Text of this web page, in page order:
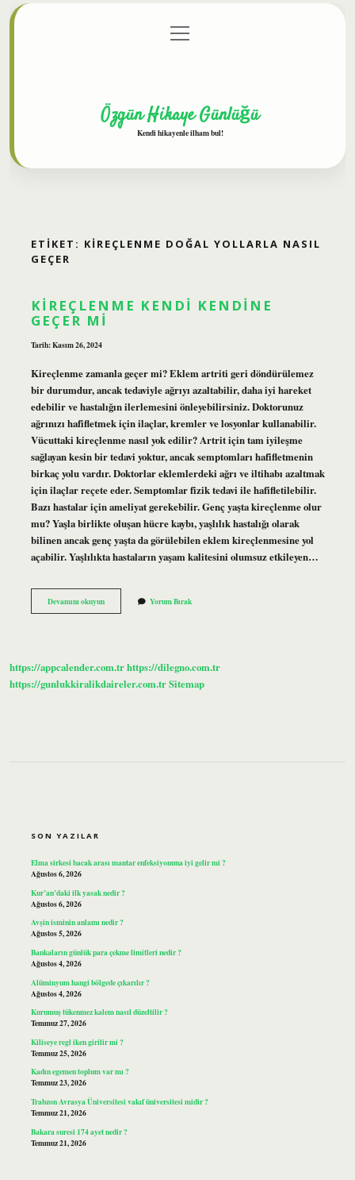
Gizlilik Politikası
menüyü
aç
Özgün Hikaye Günlüğü
Kendi hikayenle ilham bul!
ETIKET: KIREÇLENME DOĞAL YOLLARLA NASIL
GEÇER
KIREÇLENME KENDI KENDINE
GEÇER MI
Tarih: Kasım 26, 2024
Kireçlenme zamanla geçer mi? Eklem artriti geri döndürülemez
bir durumdur, ancak tedaviyle ağrıyı azaltabilir, daha iyi hareket
edebilir ve hastalığın ilerlemesini önleyebilirsiniz. Doktorunuz
ağrınızı hafifletmek için ilaçlar, kremler ve losyonlar kullanabilir.
Vücuttaki kireçlenme nasıl yok edilir? Artrit için tam iyileşme
sağlayan kesin bir tedavi yoktur, ancak semptomları hafifletmenin
birkaç yolu vardır. Doktorlar eklemlerdeki ağrı ve iltihabı azaltmak
için ilaçlar reçete eder. Semptomlar fizik tedavi ile hafifletilebilir.
Bazı hastalar için ameliyat gerekebilir. Genç yaşta kireçlenme olur
mu? Yaşla birlikte oluşan hücre kaybı, yaşlılık hastalığı olarak
bilinen ancak genç yaşta da görülebilen eklem kireçlenmesine yol
açabilir. Yaşlılıkta hastaların yaşam kalitesini olumsuz etkileyen…
Devamını okuyunKireçlenme
Kendi
Yorum Bırak
https://appcalender.com.trhttps://dilegno.com.tr
https://gunlukkiralikdaireler.com.trSitemap
SON YAZILAR
Elma sirkesi bacak arası mantar enfeksiyonuna iyi gelir mi ?
Ağustos 6, 2026
Kur’an’daki ilk yasak nedir ?
Ağustos 6, 2026
Avşin isminin anlamı nedir ?
Ağustos 5, 2026
Bankaların günlük para çekme limitleri nedir ?
Ağustos 4, 2026
Alüminyum hangi bölgede çıkarılır ?
Ağustos 4, 2026
Kurumuş tükenmez kalem nasıl düzeltilir ?
Temmuz 27, 2026
Kiliseye regl iken girilir mi ?
Temmuz 25, 2026
Kadın egemen toplum var mı ?
Temmuz 23, 2026
Trabzon Avrasya Üniversitesi vakıf üniversitesi midir ?
Temmuz 21, 2026
Bakara suresi 174 ayet nedir ?
Temmuz 21, 2026